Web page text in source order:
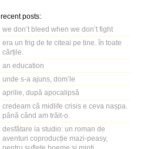
recent posts:
we don’t bleed when we don’t fight
era un frig de te citeai pe tine. în toate
cărțile.
an education
unde s-a ajuns, dom’le
aprilie, după apocalipsă
credeam că midlife crisis e ceva nașpa.
până când am trăit-o.
desfătare la studio: un roman de
aventuri coproducție mazi-peasy,